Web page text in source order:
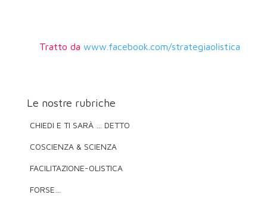
Tratto dawww.facebook.com/strategiaolistica
Le nostre rubriche
CHIEDI E TI SARÀ … DETTO
COSCIENZA & SCIENZA
FACILITAZIONE-OLISTICA
FORSE…